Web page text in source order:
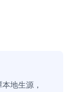
地生源，